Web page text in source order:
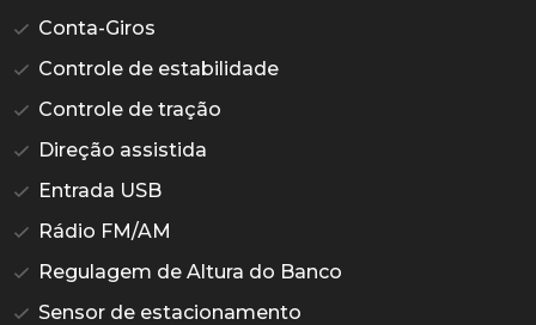
Conta-Giros
Controle de estabilidade
Controle de tração
Direção assistida
Entrada USB
Rádio FM/AM
Regulagem de Altura do Banco
Sensor de estacionamento